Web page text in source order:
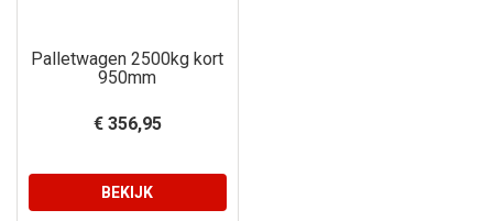
Palletwagen 2500kg kort
950mm
€ 356,95
BEKIJK